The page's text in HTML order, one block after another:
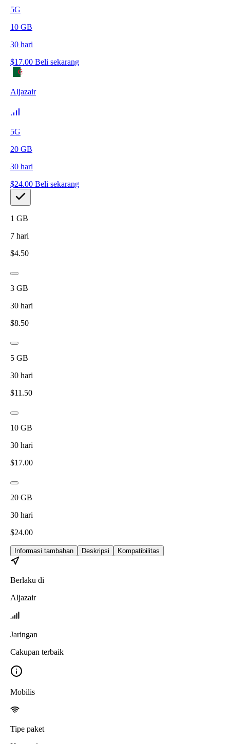
5G
10 GB
30 hari
$17.00 Beli sekarang
Aljazair
5G
20 GB
30 hari
$24.00 Beli sekarang
1 GB
7 hari
$4.50
3 GB
30 hari
$8.50
5 GB
30 hari
$11.50
10 GB
30 hari
$17.00
20 GB
30 hari
$24.00
Informasi tambahan Deskripsi Kompatibilitas
Berlaku di
Aljazair
Jaringan
Cakupan terbaik
Mobilis
Tipe paket